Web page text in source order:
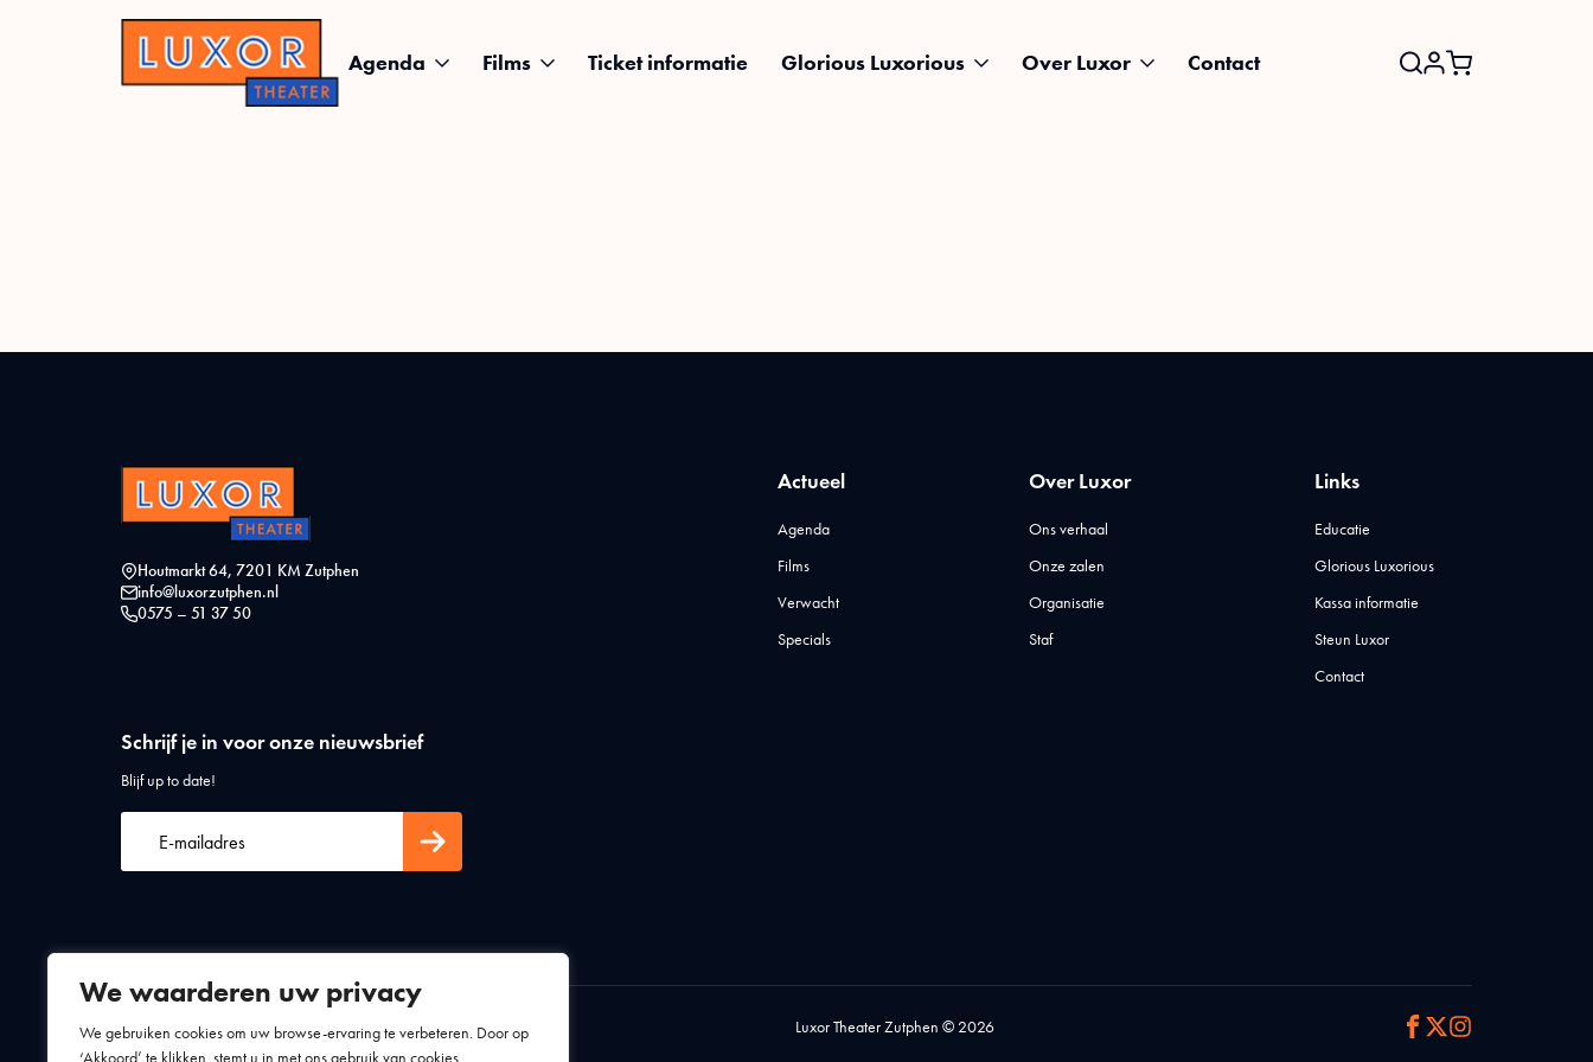
We waarderen uw privacy
We gebruiken cookies om uw browse-ervaring te verbeteren. Door op
‘Akkoord’ te klikken, stemt u in met ons gebruik van cookies.
Agenda Films Ticket informatie Glorious Luxorious Over Luxor
Contact
Houtmarkt 64, 7201 KM Zutphen
info@luxorzutphen.nl
0575 – 51 37 50
Actueel
Agenda
Films
Verwacht
Specials
Over Luxor
Ons verhaal
Onze zalen
Organisatie
Staf
Links
Educatie
Glorious Luxorious
Kassa informatie
Steun Luxor
Contact
Schrijf je in voor onze nieuwsbrief
Blijf up to date!
Algemene voorwaardenPrivacy statement Luxor Theater Zutphen © 2026